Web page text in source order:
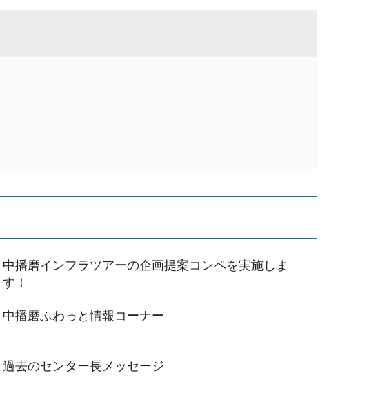
中播磨インフラツアーの企画提案コンペを実施しま
す！
中播磨ふわっと情報コーナー
過去のセンター長メッセージ